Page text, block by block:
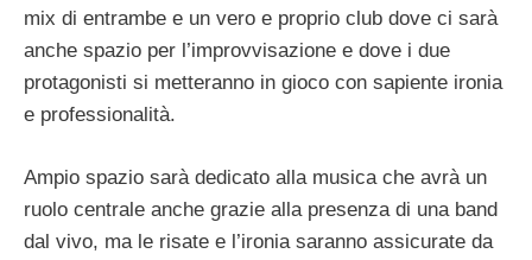
mix di entrambe e un vero e proprio club dove ci sarà
anche spazio per l’improvvisazione e dove i due
protagonisti si metteranno in gioco con sapiente ironia
e professionalità.
Ampio spazio sarà dedicato alla musica che avrà un
ruolo centrale anche grazie alla presenza di una band
dal vivo, ma le risate e l’ironia saranno assicurate da